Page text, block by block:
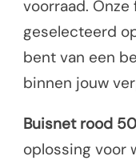
voorraad.
geselecteerd
bent van een
binnen jouw
Buisnet rood
oplossing voor